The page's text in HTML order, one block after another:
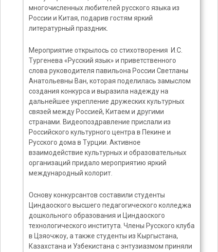
многочисленных любителей русского языка из
России и Китая, подарив гостям яркий
литературный праздник.
Мероприятие открылось со стихотворения И.С.
Тургенева «Русский язык» и приветственного
слова руководителя павильона России Светланы
Анатольевны Ван, которая поделилась замыслом
создания конкурса и выразила надежду на
дальнейшее укрепление дружеских культурных
связей между Россией, Китаем и другими
странами. Видеопоздравление прислали из
Российского культурного центра в Пекине и
Русского дома в Турции. Активное
взаимодействие культурных и образовательных
организаций придало мероприятию яркий
международный колорит.
Основу конкурсантов составили студенты
Циндаоского высшего педагогического колледжа
дошкольного образования и Циндаоского
технологического института. Члены Русского клуба
в Цзяочжоу, а также студенты из Кыргыстана,
Казахстана и Узбекистана с энтузиазмом приняли